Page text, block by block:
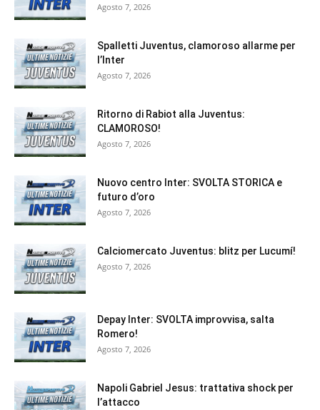
Agosto 7, 2026
Spalletti Juventus, clamoroso allarme per
l’Inter
Agosto 7, 2026
Ritorno di Rabiot alla Juventus:
CLAMOROSO!
Agosto 7, 2026
Nuovo centro Inter: SVOLTA STORICA e
futuro d’oro
Agosto 7, 2026
Calciomercato Juventus: blitz per Lucumí!
Agosto 7, 2026
Depay Inter: SVOLTA improvvisa, salta
Romero!
Agosto 7, 2026
Napoli Gabriel Jesus: trattativa shock per
l’attacco